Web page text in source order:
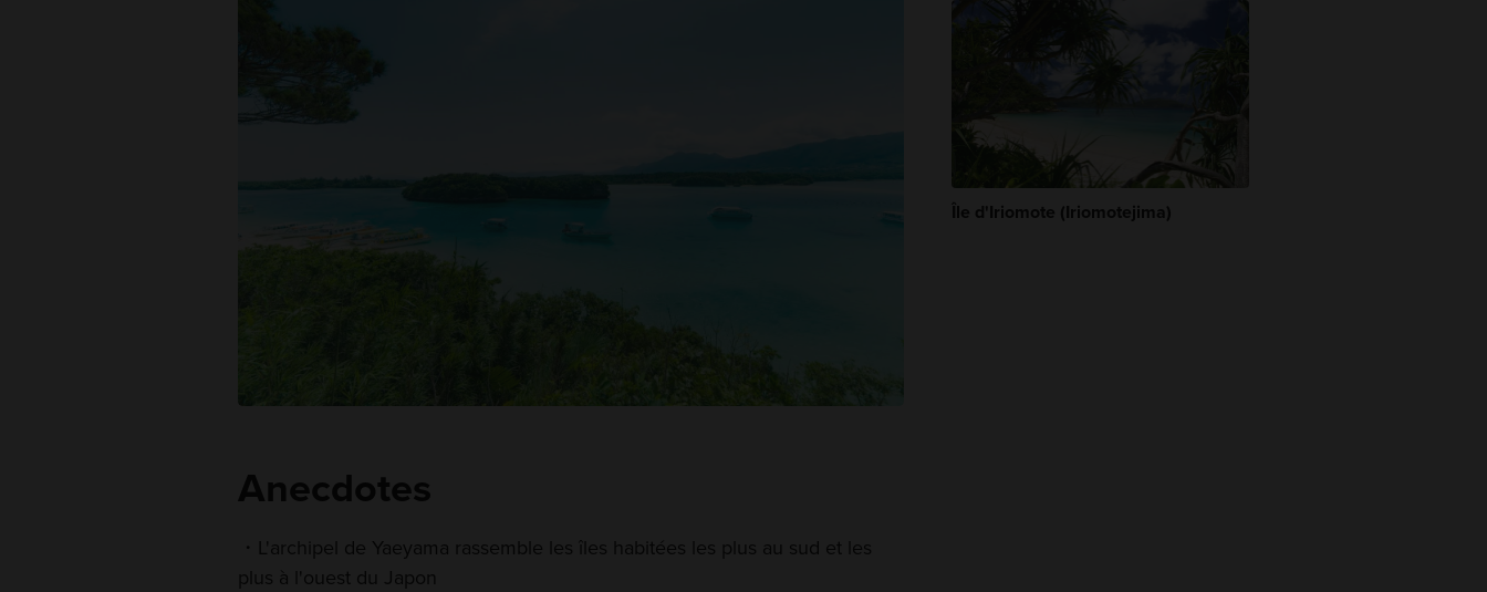
Anecdotes
L'archipel de Yaeyama rassemble les îles habitées les plus au sud et les
plus à l'ouest du Japon
Île d'Iriomote (Iriomotejima)